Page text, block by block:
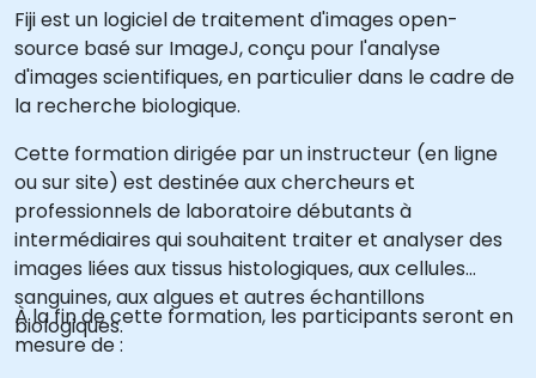
Fiji est un logiciel de traitement d'images open-
source basé sur ImageJ, conçu pour l'analyse
d'images scientifiques, en particulier dans le cadre de
la recherche biologique.
Cette formation dirigée par un instructeur (en ligne
ou sur site) est destinée aux chercheurs et
professionnels de laboratoire débutants à
intermédiaires qui souhaitent traiter et analyser des
images liées aux tissus histologiques, aux cellules
sanguines, aux algues et autres échantillons
biologiques.
À la fin de cette formation, les participants seront en
mesure de :